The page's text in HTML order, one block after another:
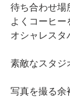
待ち合わせ場
よくコーヒー
オシャレスタ
素敵なスタジ
写真を撮る余